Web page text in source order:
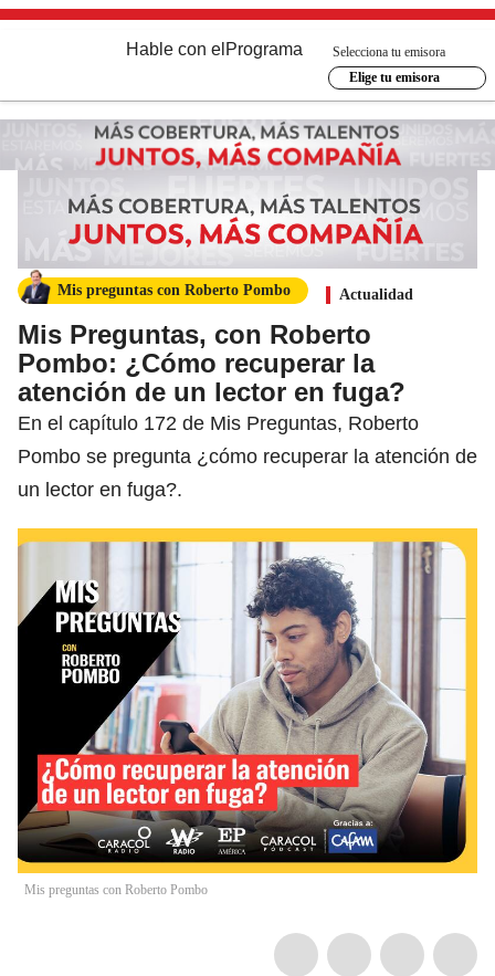
Hable con el Programa
Selecciona tu emisora
Elige tu emisora
Mis preguntas con Roberto Pombo Actualidad
Mis Preguntas, con Roberto
Pombo: ¿Cómo recuperar la
atención de un lector en fuga?
En el capítulo 172 de Mis Preguntas, Roberto
Pombo se pregunta ¿cómo recuperar la atención de
un lector en fuga?.
Mis preguntas con Roberto Pombo